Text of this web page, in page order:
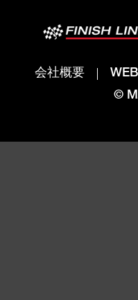
会社概要
©